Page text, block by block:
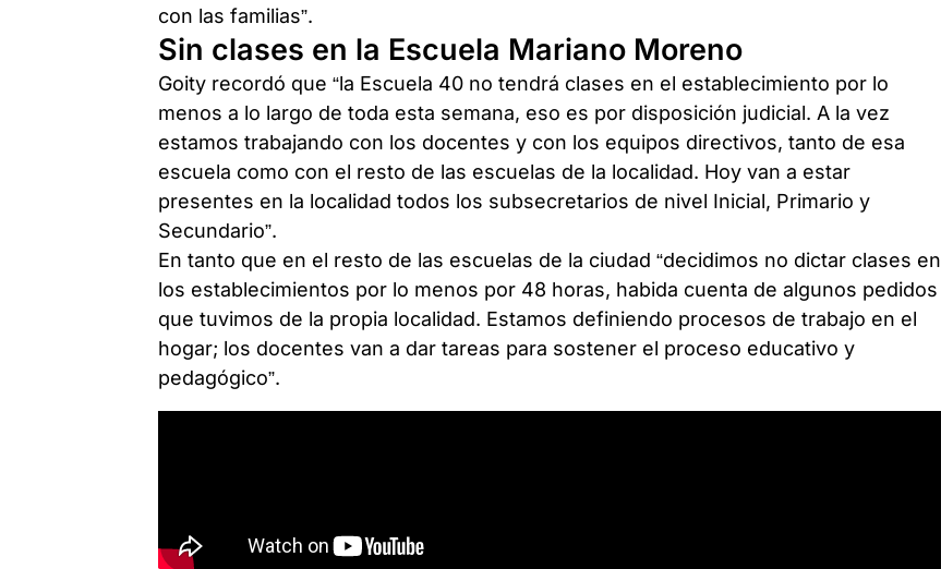
con las familias”.
Sin clases en la Escuela Mariano Moreno
Goity recordó que “la Escuela 40 no tendrá clases en el establecimiento por lo
menos a lo largo de toda esta semana, eso es por disposición judicial. A la vez
estamos trabajando con los docentes y con los equipos directivos, tanto de esa
escuela como con el resto de las escuelas de la localidad. Hoy van a estar
presentes en la localidad todos los subsecretarios de nivel Inicial, Primario y
Secundario”.
En tanto que en el resto de las escuelas de la ciudad “decidimos no dictar clases en
los establecimientos por lo menos por 48 horas, habida cuenta de algunos pedidos
que tuvimos de la propia localidad. Estamos definiendo procesos de trabajo en el
hogar; los docentes van a dar tareas para sostener el proceso educativo y
pedagógico”.